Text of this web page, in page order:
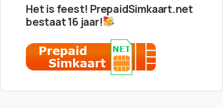
Het is feest! PrepaidSimkaart.net
bestaat 16 jaar!